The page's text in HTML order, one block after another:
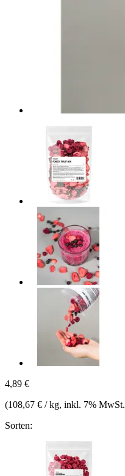
4,89 €
(108,67 € / kg, inkl. 7% MwSt.
Sorten: